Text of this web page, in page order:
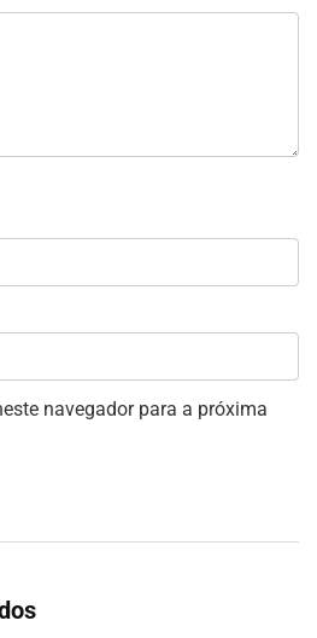
navegador para a próxima